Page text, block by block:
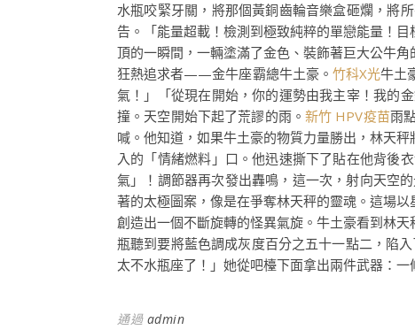
水瓶咬緊牙關，將那個黃銅齒輪音樂盒砸爛，將
告。「能量超載！檢測到極致純粹的單戀能量！
頂的一瞬間，一輛塗滿了金色、裝飾著巨大公牛
狂熱追求者——金牛座霸總牛土豪。 竹科X光牛土
氣！」「從現在開始，你的運勢由我主宰！我的
撞。天空開始下起了荒謬的雨。 新竹 HPV疫苗雨
喊。他知道，如果牛土豪的物質力量勝出，林天
入的「情緒燃料」口。他迅速撕下了貼在他背後
氣」！調節器再次發出轟鳴，這一次，射向天空
著的太極圖案，像是在爭奪林天秤的靈魂。這場
創造出一個不斷旋轉的怪異氣旋。牛土豪看到林
瓶聽到要將藍色調成灰度百分之五十一點二，陷
太不水瓶座了！」她從吧檯下面拿出兩件武器：
通過 admin